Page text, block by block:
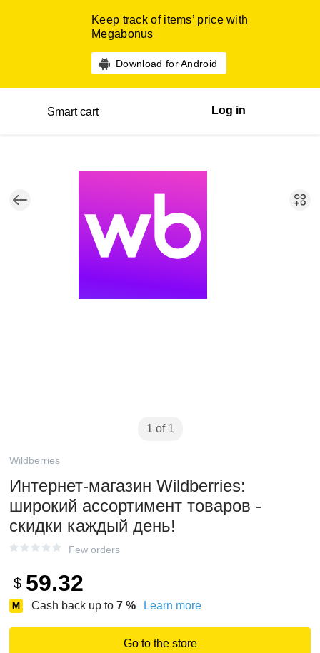
Keep track of items’ price with
Megabonus
Download for Android
Smart cart Log in
1 of 1
Wildberries
Интернет‑магазин Wildberries:
широкий ассортимент товаров -
скидки каждый день!
Few orders
$ 59.32
Cash back up to 7 % Learn more
Go to the store